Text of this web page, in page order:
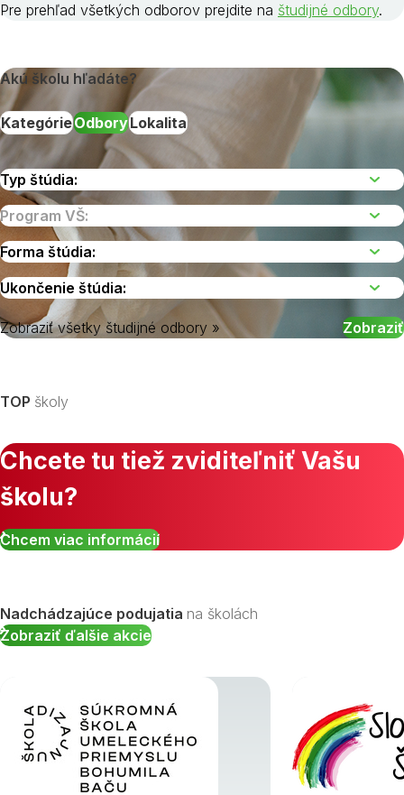
Pre prehľad všetkých odborov prejdite na študijné odbory.
Akú školu hľadáte?
KategórieOdboryLokalita
Zobraziť všetky študijné odbory »
TOP školy
Chcete tu tiež zviditeľniť Vašu
školu?
Chcem viac informácií
Nadchádzajúce podujatia na školách
Zobraziť ďalšie akcie